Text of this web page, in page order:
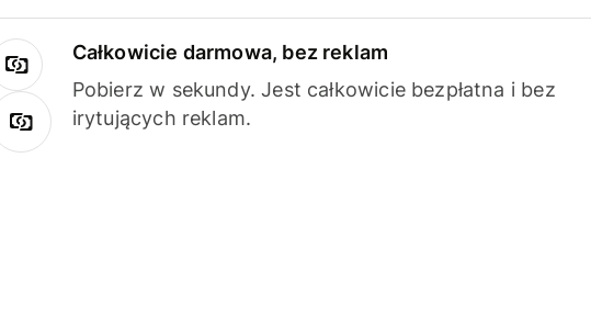
Całkowicie darmowa, bez reklam
Pobierz w sekundy. Jest całkowicie bezpłatna i bez
irytujących reklam.